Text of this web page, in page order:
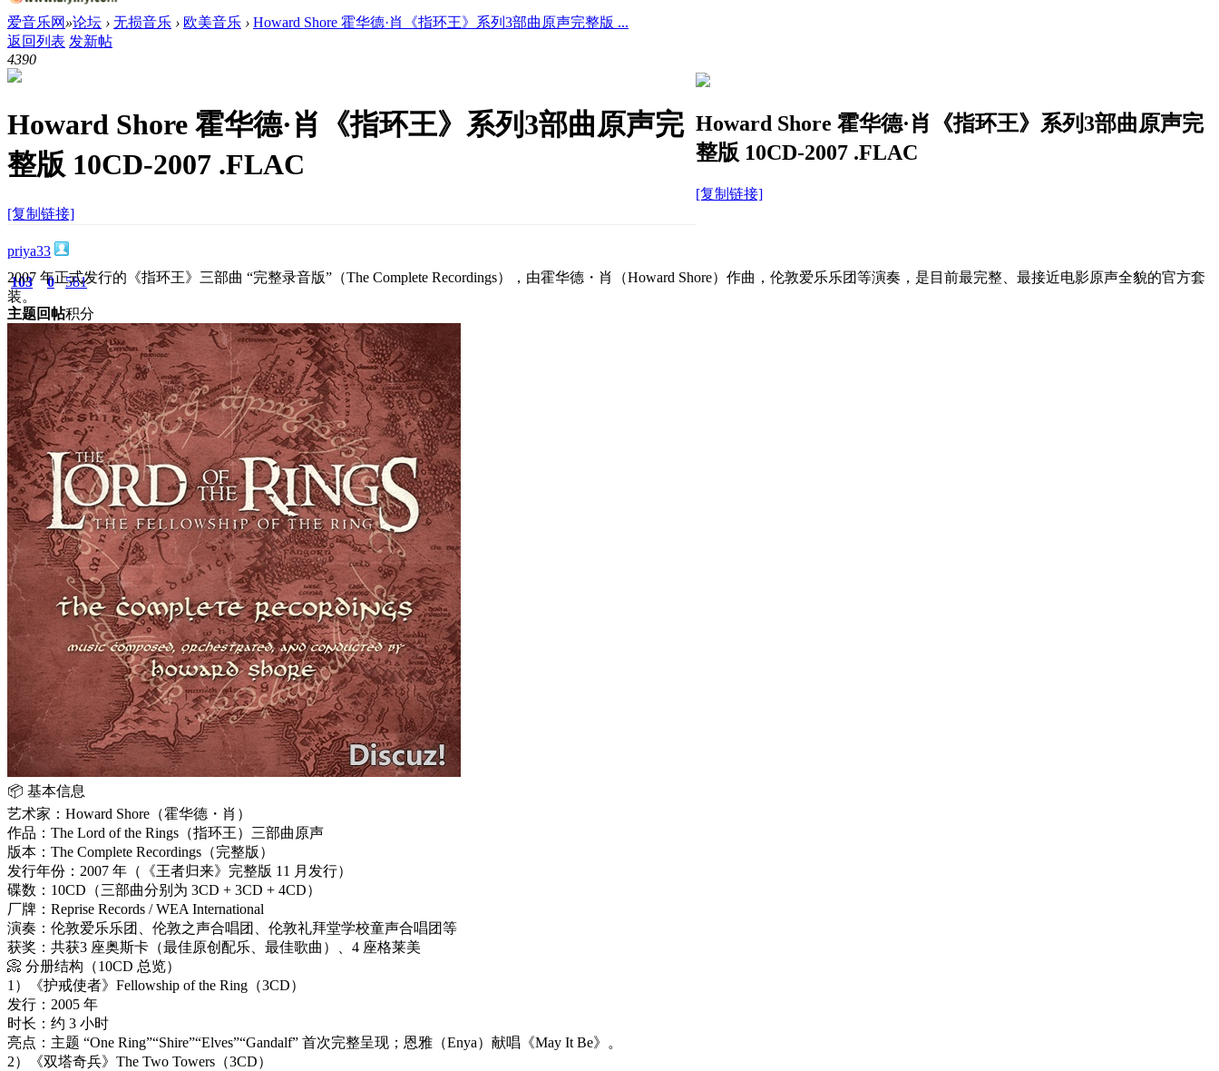
爱音乐网 »论坛 › 无损音乐 › 欧美音乐 › Howard Shore 霍华德·肖《指环王》系列3部曲原声完整版 ...
返回列表 发新帖
4390
Howard Shore 霍华德·肖《指环王》系列3部曲原声完
整版 10CD-2007 .FLAC
[复制链接]
Howard Shore 霍华德·肖《指环王》系列3部曲原声完
整版 10CD-2007 .FLAC
[复制链接]
priya33
103
主题
0
回帖
581
积分
积分
581
2026-6-8 20:38:29 / 显示全部楼层 /阅读模式
4390
2007 年正式发行的《指环王》三部曲 “完整录音版”（The Complete Recordings），由霍华德・肖（Howard Shore）作曲，伦敦爱乐乐团等演奏，是目前最完整、最接近电影原声全貌的官方套
装。
📦 基本信息
艺术家：Howard Shore（霍华德・肖）
作品：The Lord of the Rings（指环王）三部曲原声
版本：The Complete Recordings（完整版）
发行年份：2007 年（《王者归来》完整版 11 月发行）
碟数：10CD（三部曲分别为 3CD + 3CD + 4CD）
厂牌：Reprise Records / WEA International
演奏：伦敦爱乐乐团、伦敦之声合唱团、伦敦礼拜堂学校童声合唱团等
获奖：共获3 座奥斯卡（最佳原创配乐、最佳歌曲）、4 座格莱美
📀 分册结构（10CD 总览）
1）《护戒使者》Fellowship of the Ring（3CD）
发行：2005 年
时长：约 3 小时
亮点：主题 “One Ring”“Shire”“Elves”“Gandalf” 首次完整呈现；恩雅（Enya）献唱《May It Be》。
2）《双塔奇兵》The Two Towers（3CD）